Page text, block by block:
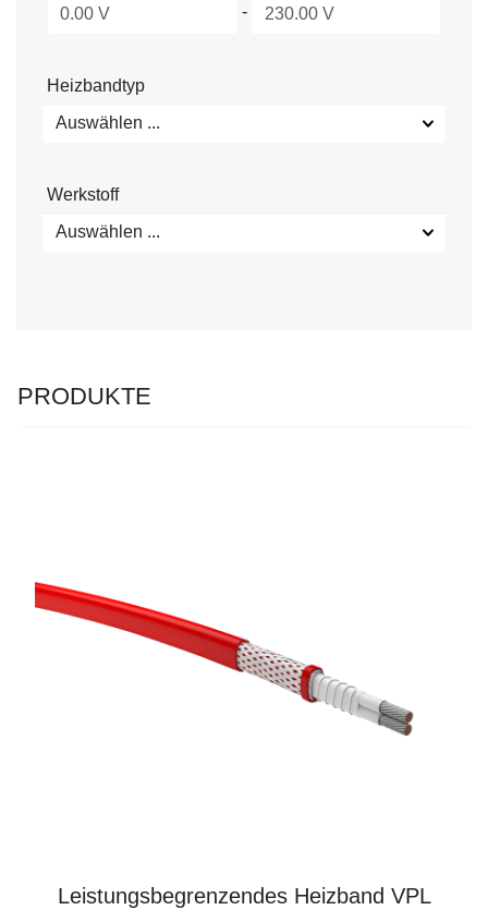
-
Heizbandtyp
Auswählen ...
Werkstoff
Auswählen ...
PRODUKTE
Leistungsbegrenzendes Heizband VPL